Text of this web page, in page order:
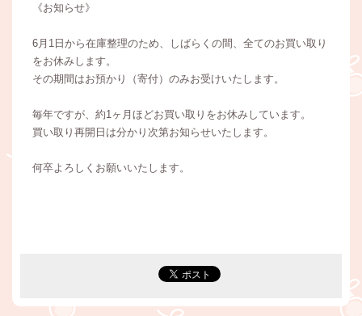
《お知らせ》
6月1日から在庫整理のため、しばらくの間、全てのお買い取り
をお休みします。
その期間はお預かり（寄付）のみお受けいたします。
毎年ですが、約1ヶ月ほどお買い取りをお休みしています。
買い取り再開日は分かり次第お知らせいたします。
何卒よろしくお願いいたします。